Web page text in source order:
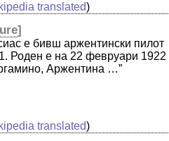
translated)
]
е бивш аржентински пилот
Роден е на 22 февруари 1922
Аржентина …”
translated)